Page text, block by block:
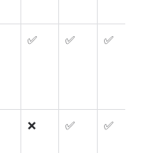
✅ ✅ ✅
❌ ✅ ✅